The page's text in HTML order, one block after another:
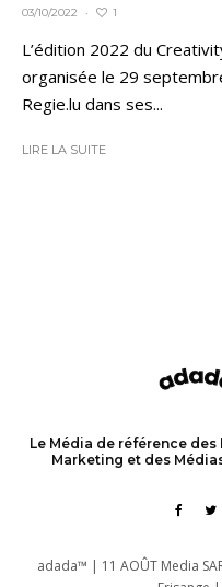
03/10/2022 · 1
L’édition 2022 du
organisée le 29
Regie.lu dans ses...
LIRE LA SUITE
Le Média de référence
Marketing et des
adada™ | 11 AOÛT Media